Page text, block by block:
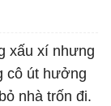
xấu xí nhưng
cô út hưởng
nhà trốn đi.